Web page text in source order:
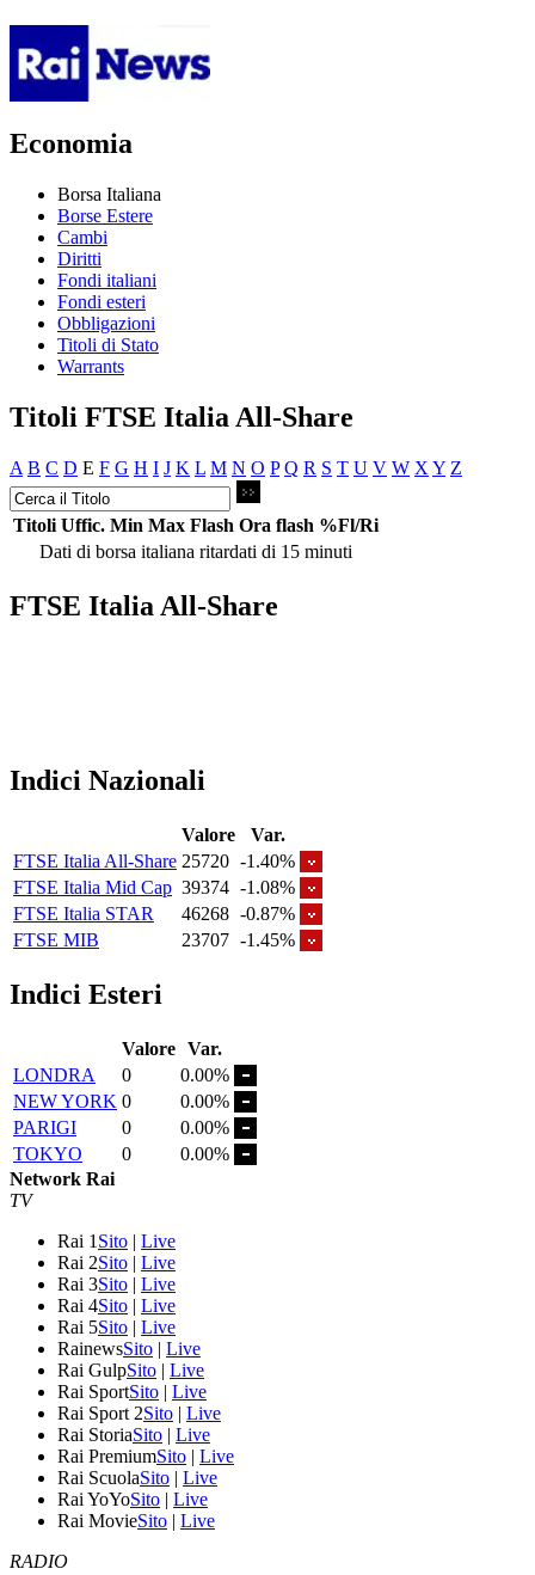
Economia
Borsa Italiana
Borse Estere
Cambi
Diritti
Fondi italiani
Fondi esteri
Obbligazioni
Titoli di Stato
Warrants
Titoli FTSE Italia All-Share
A B C D E F G H I J K L M N O P Q R S T U V W X Y Z
Titoli Uffic. Min Max Flash Ora flash %Fl/Ri
Dati di borsa italiana ritardati di 15 minuti
FTSE Italia All-Share
Indici Nazionali
Valore
Var.
FTSE Italia All-Share 25720 -1.40%
FTSE Italia Mid Cap 39374 -1.08%
FTSE Italia STAR
46268 -0.87%
FTSE MIB
23707 -1.45%
Indici Esteri
Valore Var.
LONDRA
0
0.00%
NEW YORK 0
0.00%
PARIGI
0
0.00%
TOKYO
0
0.00%
Network Rai
TV
Rai 1 Sito | Live
Rai 2Sito | Live
Rai 3Sito | Live
Rai 4Sito | Live
Rai 5Sito | Live
RainewsSito | Live
Rai GulpSito | Live
Rai SportSito | Live
Rai Sport 2Sito | Live
Rai StoriaSito | Live
Rai PremiumSito | Live
Rai ScuolaSito | Live
Rai YoYoSito | Live
Rai MovieSito | Live
RADIO